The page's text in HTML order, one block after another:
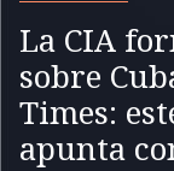
La CIA
sobre
Times:
apunta